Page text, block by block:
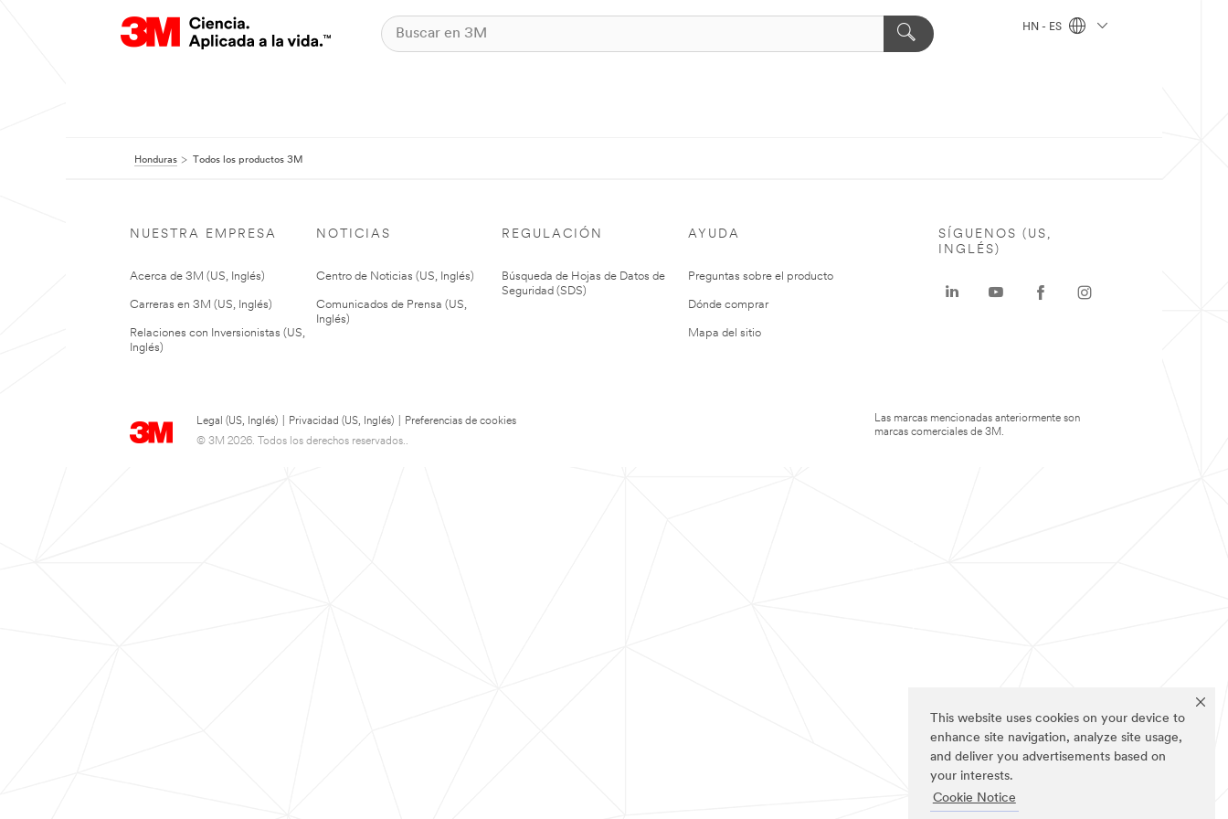
This website uses cookies on your device to
enhance site navigation, analyze site usage,
and deliver you advertisements based on
your interests.
Cookie Notice
HN - ES
Honduras Todos los productos 3M
NUESTRA EMPRESA
Acerca de 3M (US, Inglés)
Carreras en 3M (US, Inglés)
Relaciones con Inversionistas (US,
Inglés)
NOTICIAS
Centro de Noticias (US, Inglés)
Comunicados de Prensa (US,
Inglés)
REGULACIÓN
Búsqueda de Hojas de Datos de
Seguridad (SDS)
AYUDA
Preguntas sobre el producto
Dónde comprar
Mapa del sitio
Legal (US, Inglés) Privacidad (US, Inglés)
Preferencias de cookies
© 3M 2026. Todos los derechos reservados..
SÍGUENOS (US,
INGLÉS)
Las marcas mencionadas anteriormente son
marcas comerciales de 3M.